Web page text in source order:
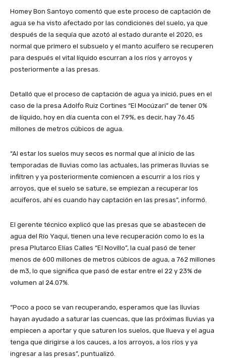
Homey Bon Santoyo comentó que este proceso de captación de
agua se ha visto afectado por las condiciones del suelo, ya que
después de la sequía que azotó al estado durante el 2020, es
normal que primero el subsuelo y el manto acuífero se recuperen
para después el vital líquido escurran a los ríos y arroyos y
posteriormente a las presas.
Detalló que el proceso de captación de agua ya inició, pues en el
caso de la presa Adolfo Ruiz Cortines “El Mocúzari” de tener 0%
de líquido, hoy en día cuenta con el 7.9%, es decir, hay 76.45
millones de metros cúbicos de agua.
“Al estar los suelos muy secos es normal que al inicio de las
temporadas de lluvias como las actuales, las primeras lluvias se
infiltren y ya posteriormente comiencen a escurrir a los ríos y
arroyos, que el suelo se sature, se empiezan a recuperar los
acuíferos, ahí es cuando hay captación en las presas”, informó.
El gerente técnico explicó que las presas que se abastecen de
agua del Río Yaqui, tienen una leve recuperación como lo es la
presa Plutarco Elías Calles “El Novillo”, la cual pasó de tener
menos de 600 millones de metros cúbicos de agua, a 762 millones
de m3, lo que significa que pasó de estar entre el 22 y 23% de
volumen al 24.07%.
“Poco a poco se van recuperando, esperamos que las lluvias
hayan ayudado a saturar las cuencas, que las próximas lluvias ya
empiecen a aportar y que saturen los suelos, que llueva y el agua
tenga que dirigirse a los cauces, a los arroyos, a los ríos y ya
ingresar a las presas”, puntualizó.